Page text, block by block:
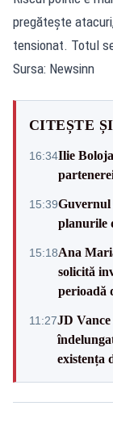
pregătește
tensionat. Totul
Sursa: Newsinn
CITEȘTE ȘI
16:34Ilie
15:39Guvernul
planurile
15:18Ana
solicită
perioadă
11:27JD
existența